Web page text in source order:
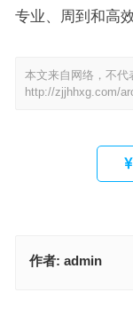
专业、周到和高
本文来自网络，不代
http://zjjhhxg.com/
作者: admin